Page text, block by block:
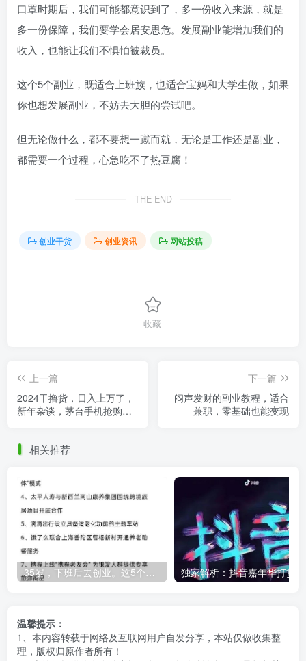
口罩时期后，我们可能都意识到了，多一份收入来源，就是
多一份保障，我们要学会居安思危。发展副业能增加我们的
收入，也能让我们不惧怕被裁员。
这个5个副业，既适合上班族，也适合宝妈和大学生做，如果
你也想发展副业，不妨去大胆的尝试吧。
但无论做什么，都不要想一蹴而就，无论是工作还是副业，
都需要一个过程，心急吃不了热豆腐！
THE END
创业干货 创业资讯 网站投稿
收藏
上一篇
2024干撸货，日入上万了，
新年杂谈，茅台手机抢购赚
下一篇
闷声发财的副业教程，适合
兼职，零基础也能变现
相关推荐
温馨提示：
1、本内容转载于网络及互联网用户自发分享，本站仅做收集整
理，版权归原作者所有！